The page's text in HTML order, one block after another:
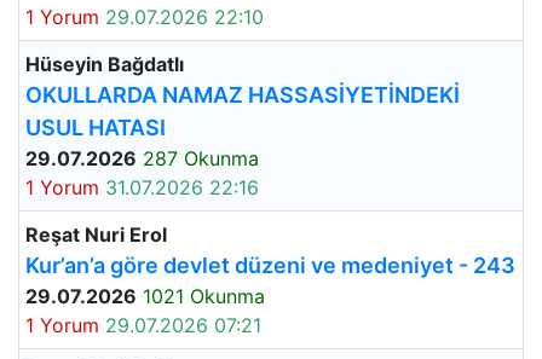
1 Yorum 29.07.2026 22:10
Hüseyin Bağdatlı
OKULLARDA NAMAZ HASSASİYETİNDEKİ
USUL HATASI
29.07.2026 287 Okunma
1 Yorum 31.07.2026 22:16
Reşat Nuri Erol
Kur’an’a göre devlet düzeni ve medeniyet - 243
29.07.2026 1021 Okunma
1 Yorum 29.07.2026 07:21